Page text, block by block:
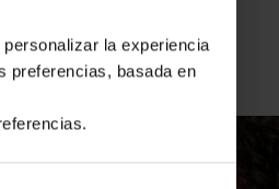
la experiencia
preferencias, basada en